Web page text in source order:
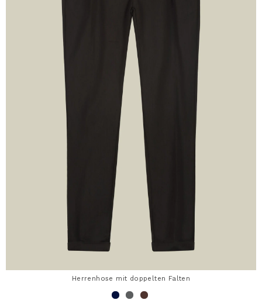
Herrenhose mit doppelten Falten